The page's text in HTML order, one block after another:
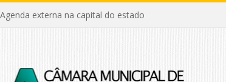
Agenda externa na capital do estado